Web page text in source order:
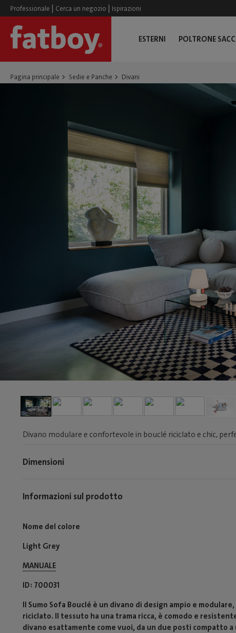
Professionale | Cerca un negozio | Ispirazioni
ESTERNI POLTRONE
Pagina principale Sedie e Panche Divani
Divano modulare e confortevole in bouclé riciclato e chic,
Dimensioni
Informazioni sul prodotto
Nome del colore
Light Grey
MANUALE
ID 700031
Il Sumo Sofa Bouclé è un divano di design ampio e
riciclato. Il tessuto ha una trama ricca, è comodo e
divano esattamente come vuoi, da un due posti compatto